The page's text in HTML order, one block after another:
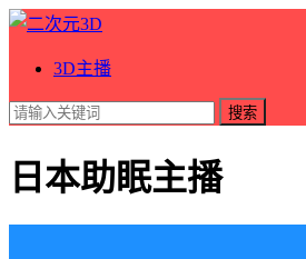
3D主播
搜索
日本助眠主播